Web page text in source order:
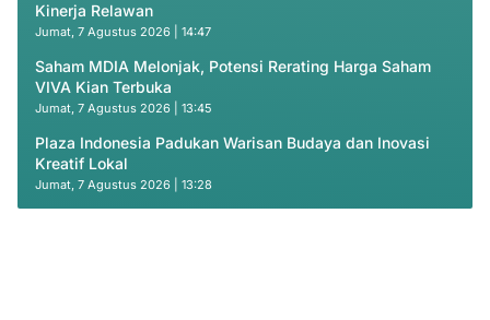
Kinerja Relawan
Jumat, 7 Agustus 2026 | 14:47
Saham MDIA Melonjak, Potensi Rerating Harga Saham
VIVA Kian Terbuka
Jumat, 7 Agustus 2026 | 13:45
Plaza Indonesia Padukan Warisan Budaya dan Inovasi
Kreatif Lokal
Jumat, 7 Agustus 2026 | 13:28